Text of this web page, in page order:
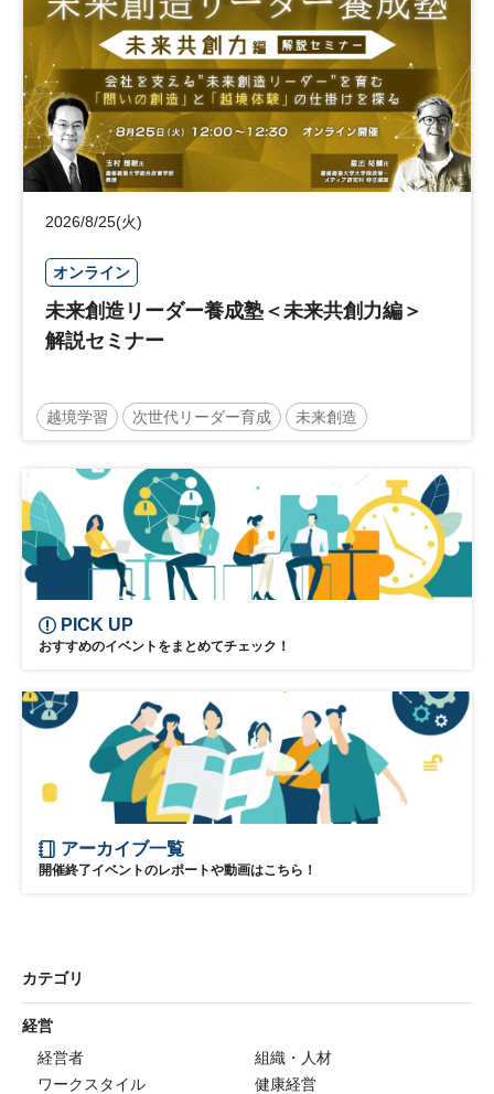
2026/8/25(火)
オンライン
未来創造リーダー養成塾＜未来共創力編＞
解説セミナー
越境学習 次世代リーダー育成 未来創造
リーダーシップ 新規事業
日経オンラインセミナー
PICK UP
おすすめのイベントをまとめてチェック！
アーカイブ一覧
開催終了イベントのレポートや動画はこちら！
カテゴリ
経営
経営者
組織・人材
ワークスタイル
健康経営